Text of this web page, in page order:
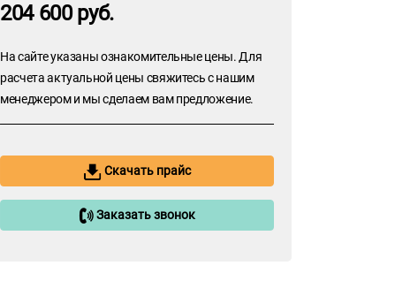
204 600 руб.
На сайте указаны ознакомительные цены. Для
расчета актуальной цены свяжитесь с нашим
менеджером и мы сделаем вам предложение.
Скачать прайс
Заказать звонок